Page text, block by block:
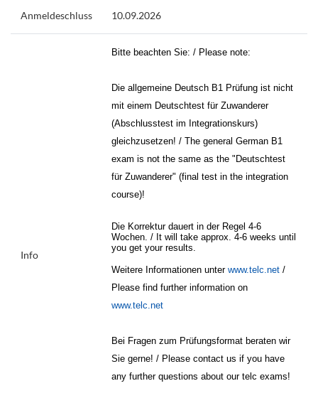
Anmeldeschluss 10.09.2026
Info
Bitte beachten Sie: / Please note:
Die allgemeine Deutsch B1 Prüfung ist nicht
mit einem Deutschtest für Zuwanderer
(Abschlusstest im Integrationskurs)
gleichzusetzen! / The general German B1
exam is not the same as the "Deutschtest
für Zuwanderer" (final test in the integration
course)!
Die Korrektur dauert in der Regel 4-6
Wochen. / It will take approx. 4-6 weeks until
you get your results.
Weitere Informationen unter www.telc.net/
Please find further information on
www.telc.net
Bei Fragen zum Prüfungsformat beraten wir
Sie gerne! / Please contact us if you have
any further questions about our telc exams!